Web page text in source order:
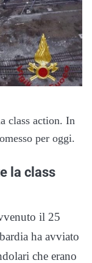
class action. In
per oggi.
la class
il 25
ha avviato
che erano